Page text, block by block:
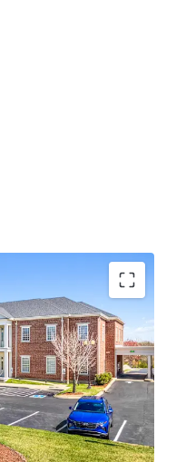
lease with ±12 years
1.9% annual rent
the largest bank in
in GA with an
Baa2)